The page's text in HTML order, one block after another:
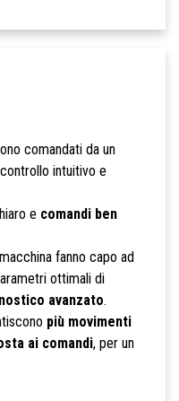
comandati da un
intuitivo e
e comandi ben
fanno capo ad
ottimali di
avanzato.
più movimenti
ai comandi, per un